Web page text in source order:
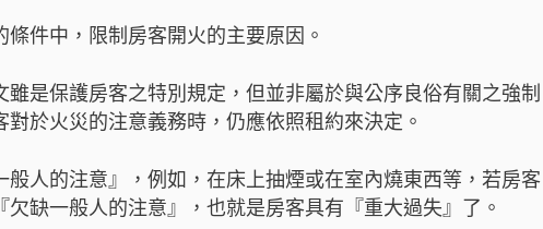
件中，限制房客開火的主要原因。
是保護房客之特別規定，但並非屬於與公序良俗有關之強制
於火災的注意義務時，仍應依照租約來決定。
人的注意』，例如，在床上抽煙或在室內燒東西等，若房客
缺一般人的注意』，也就是房客具有『重大過失』了。